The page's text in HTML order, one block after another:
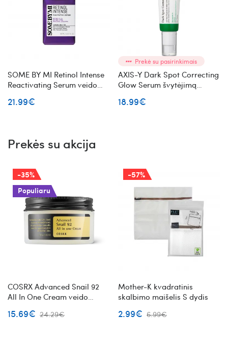
SOME BY MI Retinol Intense
Reactivating Serum veido
21.99€
Prekė su pasirinkimais
AXIS-Y Dark Spot Correcting
Glow Serum švytėjimą
18.99€
Prekės su akcija
-35%
Populiaru
COSRX Advanced Snail 92
All In One Cream veido
15.69€ 24.29€
-57%
Mother-K kvadratinis
skalbimo maišelis S dydis
2.99€ 6.99€